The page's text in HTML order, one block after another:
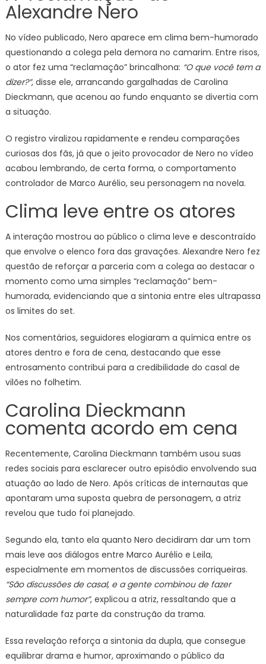
Alexandre Nero
No vídeo publicado, Nero aparece em clima bem-humorado
questionando a colega pela demora no camarim. Entre risos,
o ator fez uma “reclamação” brincalhona: “O que você tem a
dizer?”, disse ele, arrancando gargalhadas de Carolina
Dieckmann, que acenou ao fundo enquanto se divertia com
a situação.
O registro viralizou rapidamente e rendeu comparações
curiosas dos fãs, já que o jeito provocador de Nero no vídeo
acabou lembrando, de certa forma, o comportamento
controlador de Marco Aurélio, seu personagem na novela.
Clima leve entre os atores
A interação mostrou ao público o clima leve e descontraído
que envolve o elenco fora das gravações. Alexandre Nero fez
questão de reforçar a parceria com a colega ao destacar o
momento como uma simples “reclamação” bem-
humorada, evidenciando que a sintonia entre eles ultrapassa
os limites do set.
Nos comentários, seguidores elogiaram a química entre os
atores dentro e fora de cena, destacando que esse
entrosamento contribui para a credibilidade do casal de
vilões no folhetim.
Carolina Dieckmann
comenta acordo em cena
Recentemente, Carolina Dieckmann também usou suas
redes sociais para esclarecer outro episódio envolvendo sua
atuação ao lado de Nero. Após críticas de internautas que
apontaram uma suposta quebra de personagem, a atriz
revelou que tudo foi planejado.
Segundo ela, tanto ela quanto Nero decidiram dar um tom
mais leve aos diálogos entre Marco Aurélio e Leila,
especialmente em momentos de discussões corriqueiras.
“São discussões de casal, e a gente combinou de fazer
sempre com humor”, explicou a atriz, ressaltando que a
naturalidade faz parte da construção da trama.
Essa revelação reforça a sintonia da dupla, que consegue
equilibrar drama e humor, aproximando o público da